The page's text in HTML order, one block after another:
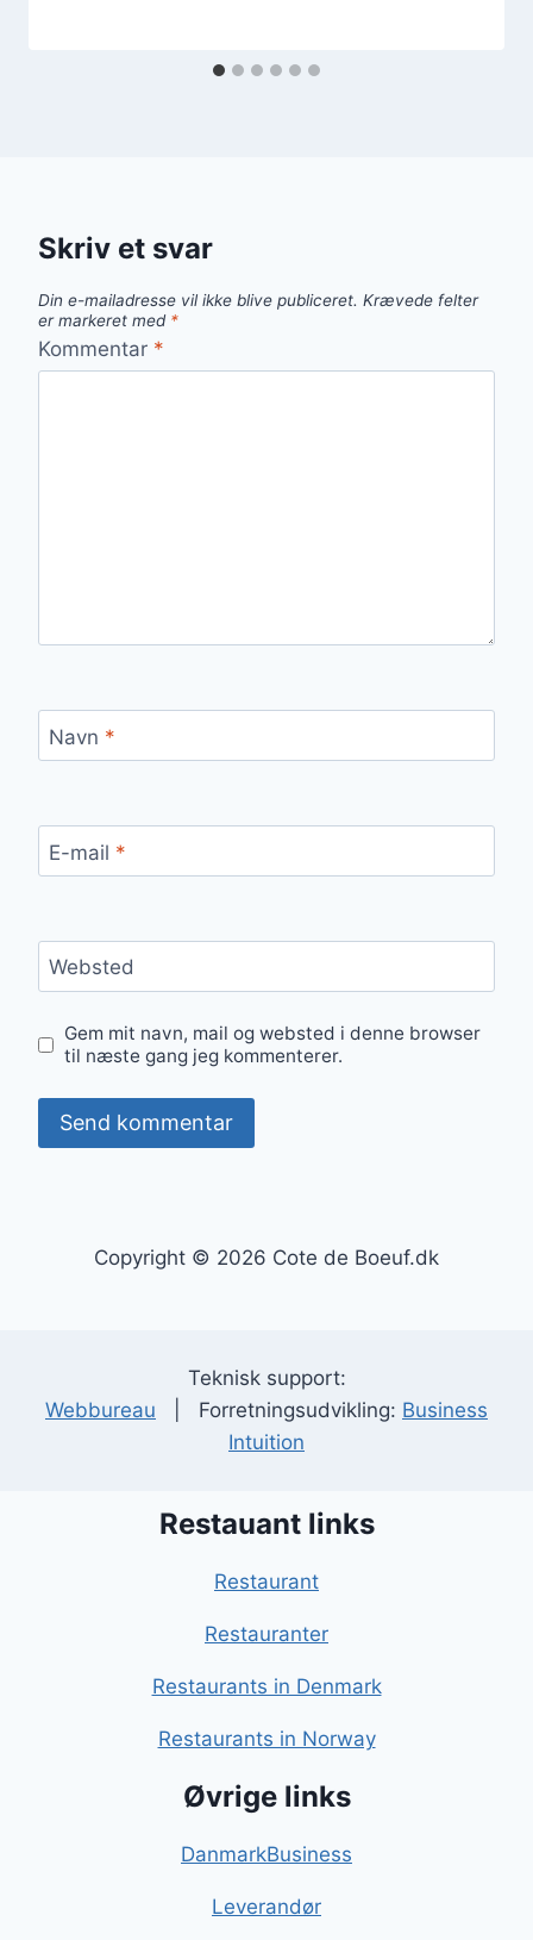
Skriv et svar
Din e-mailadresse vil ikke blive publiceret. Krævede felter
er markeret med *
Kommentar *
Navn *
E-mail *
Websted
Gem mit navn, mail og websted i denne browser
til næste gang jeg kommenterer.
Copyright © 2026 Cote de Boeuf.dk
Teknisk support:
Webbureau | Forretningsudvikling: Business
Intuition
Restauant links
Restaurant
Restauranter
Restaurants in Denmark
Restaurants in Norway
Øvrige links
DanmarkBusiness
Leverandør